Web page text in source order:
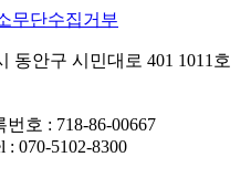
무단수집거부
동안구 시민대로 401 1011호
호 : 718-86-00667
: 070-5102-8300